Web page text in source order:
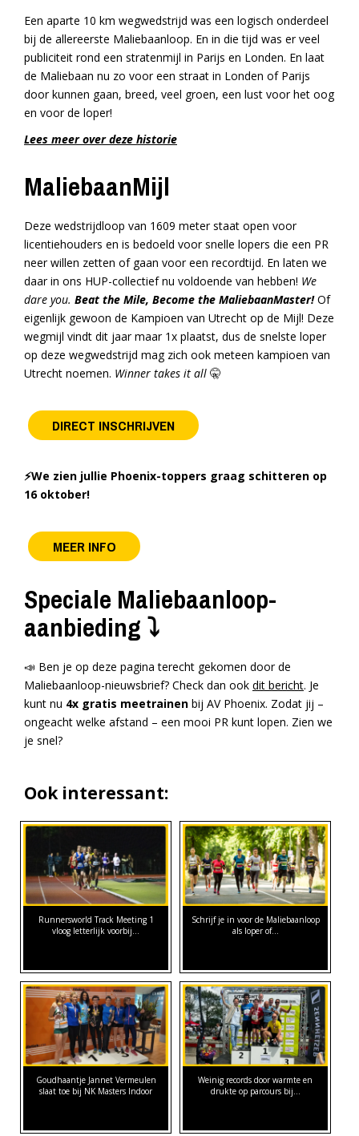
Een aparte 10 km wegwedstrijd was een logisch onderdeel
bij de allereerste Maliebaanloop. En in die tijd was er veel
publiciteit rond een stratenmijl in Parijs en Londen. En laat
de Maliebaan nu zo voor een straat in Londen of Parijs
door kunnen gaan, breed, veel groen, een lust voor het oog
en voor de loper!
Lees meer over deze historie
MaliebaanMijl
Deze wedstrijdloop van 1609 meter staat open voor
licentiehouders en is bedoeld voor snelle lopers die een PR
neer willen zetten of gaan voor een recordtijd. En laten we
daar in ons HUP-collectief nu voldoende van hebben! We
dare you. Beat the Mile, Become the MaliebaanMaster!Of
eigenlijk gewoon de Kampioen van Utrecht op de Mijl! Deze
wegmijl vindt dit jaar maar 1x plaatst, dus de snelste loper
op deze wegwedstrijd mag zich ook meteen kampioen van
Utrecht noemen. Winner takes it all 🤫
DIRECT INSCHRIJVEN
⚡️We zien jullie Phoenix-toppers graag schitteren op
16 oktober!
MEER INFO
Speciale Maliebaanloop-
aanbieding ⤵️
📣 Ben je op deze pagina terecht gekomen door de
Maliebaanloop-nieuwsbrief? Check dan ook dit bericht. Je
kunt nu 4x gratis meetrainen bij AV Phoenix. Zodat jij –
ongeacht welke afstand – een mooi PR kunt lopen. Zien we
je snel?
Ook interessant:
Runnersworld Track Meeting 1
vloog letterlijk voorbij...
Schrijf je in voor de Maliebaanloop
als loper of…
Goudhaantje Jannet Vermeulen
slaat toe bij NK Masters Indoor
Weinig records door warmte en
drukte op parcours bij…